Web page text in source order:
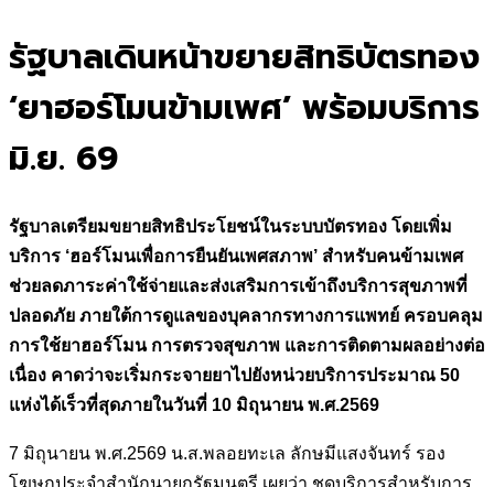
รัฐบาลเดินหน้าขยายสิทธิบัตรทอง
‘ยาฮอร์โมนข้ามเพศ’ พร้อมบริการ
มิ.ย. 69
รัฐบาลเตรียมขยายสิทธิประโยชน์ในระบบบัตรทอง โดยเพิ่ม
บริการ ‘ฮอร์โมนเพื่อการยืนยันเพศสภาพ’ สำหรับคนข้ามเพศ
ช่วยลดภาระค่าใช้จ่ายและส่งเสริมการเข้าถึงบริการสุขภาพที่
ปลอดภัย ภายใต้การดูแลของบุคลากรทางการแพทย์ ครอบคลุม
การใช้ยาฮอร์โมน การตรวจสุขภาพ และการติดตามผลอย่างต่อ
เนื่อง คาดว่าจะเริ่มกระจายยาไปยังหน่วยบริการประมาณ 50
แห่งได้เร็วที่สุดภายในวันที่ 10 มิถุนายน พ.ศ.2569
7 มิถุนายน พ.ศ.2569 น.ส.พลอยทะเล ลักษมีแสงจันทร์ รอง
โฆษกประจำสำนักนายกรัฐมนตรี เผยว่า ชุดบริการสำหรับการ